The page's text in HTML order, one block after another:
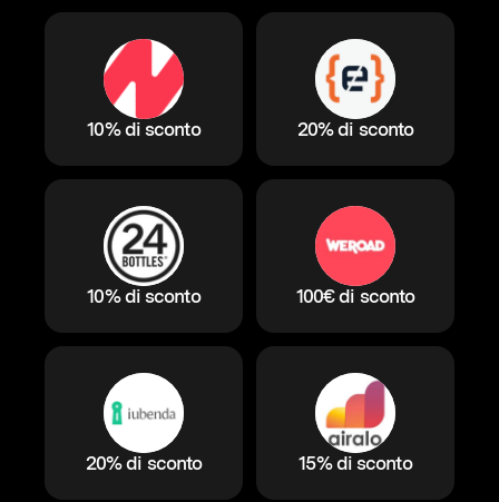
10% di sconto 20% di sconto
10% di sconto 100€ di sconto
20% di sconto 15% di sconto